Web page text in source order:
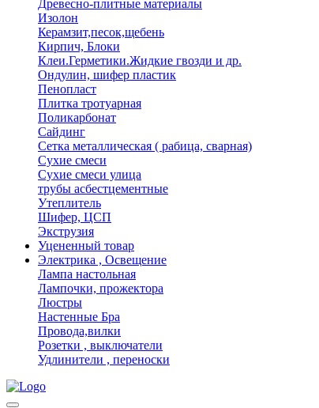
Древесно-плитные материалы
Изолон
Керамзит,песок,щебень
Кирпич, Блоки
Клеи.Герметики.Жидкие гвозди и др.
Ондулин, шифер пластик
Пенопласт
Плитка тротуарная
Поликарбонат
Сайдинг
Сетка металлическая ( рабица, сварная)
Сухие смеси
Сухие смеси улица
трубы асбестцементные
Утеплитель
Шифер, ЦСП
Экструзия
Уцененный товар
Электрика , Освещение
Лампа настольная
Лампочки, прожектора
Люстры
Настенные Бра
Провода,вилки
Розетки , выключатели
Удлинители , переноски